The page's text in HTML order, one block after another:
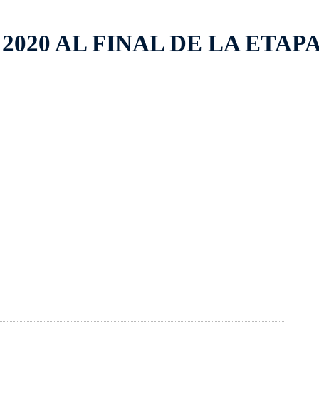
AL FINAL DE LA